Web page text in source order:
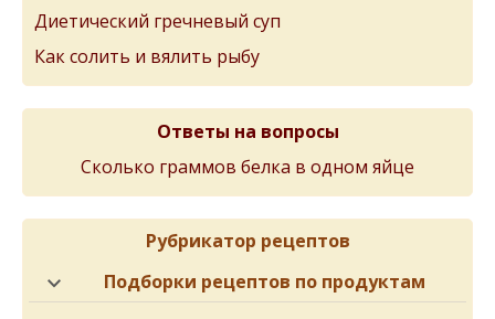
Диетический гречневый суп
Как солить и вялить рыбу
Ответы на вопросы
Сколько граммов белка в одном яйце
Рубрикатор рецептов
Подборки рецептов по продуктам